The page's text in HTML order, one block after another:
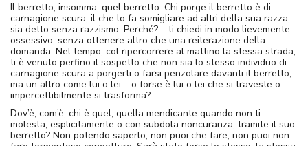
Il berretto, insomma, quel berretto. Chi porge il berretto è di
carnagione scura, il che lo fa somigliare ad altri della sua razza,
sia detto senza razzismo. Perché? – ti chiedi in modo lievemente
ossessivo, senza ottenere altro che una reiterazione della
domanda. Nel tempo, col ripercorrere al mattino la stessa strada,
ti è venuto perfino il sospetto che non sia lo stesso individuo di
carnagione scura a porgerti o farsi penzolare davanti il berretto,
ma un altro come lui o lei – o forse è lui o lei che si traveste o
impercettibilmente si trasforma?
Dov’è, com’è, chi è quel, quella mendicante quando non ti
molesta, esplicitamente o con subdola noncuranza, tramite il suo
berretto? Non potendo saperlo, non puoi che fare, non puoi non